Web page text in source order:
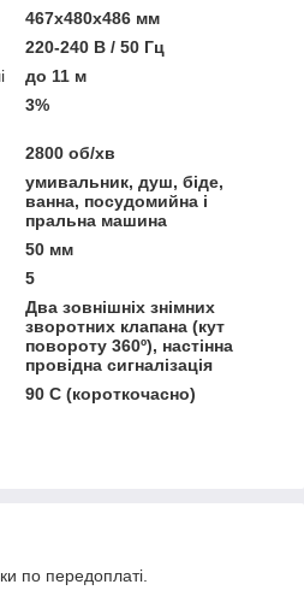
467x480x486 мм
220-240 B / 50 Гц
до 11 м
3%
2800 об/хв
умивальник, душ, біде,
ванна, посудомийна і
пральна машина
50 мм
5
Два зовнішніх знімних
зворотних клапана (кут
повороту 360º), настінна
провідна сигналізація
90 С (короткочасно)
по передоплаті.